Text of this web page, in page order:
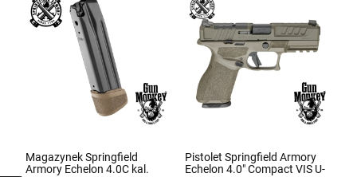
Magazynek Springfield
Armory Echelon 4.0C kal.
Pistolet Springfield Armory
Echelon 4.0" Compact VIS U-